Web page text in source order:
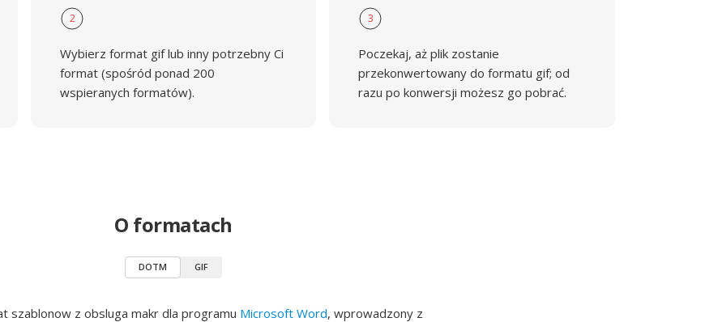
2
Wybierz format gif lub inny potrzebny Ci
format (spośród ponad 200
wspieranych formatów).
3
Poczekaj, aż plik zostanie
przekonwertowany do formatu gif; od
razu po konwersji możesz go pobrać.
O formatach
DOTM GIF
szablonow z obsluga makr dla programu Microsoft Word, wprowadzony z